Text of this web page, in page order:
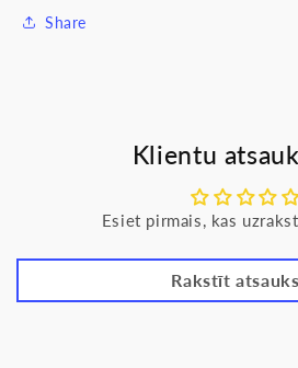
Share
Klientu
Esiet pirmais, kas
Rakstīt